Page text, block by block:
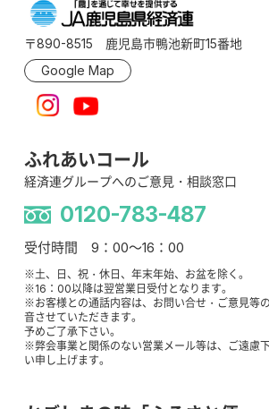
〒890-8515 鹿児島市鴨池新町15番地
Google Map
ふれあいコール
経済連グループへのご意見・相談窓口
0120-783-487
受付時間 9：00～16：00
※土、日、祝・休日、年末年始、お盆を除く。
※16：00以降は翌営業日受付となります。
※お客様との通話内容は、お問い合せ・ご意見等
音させていただきます。
予めご了承下さい。
※弊会事業と関係のない営業メール等は、ご遠慮
い申し上げます。